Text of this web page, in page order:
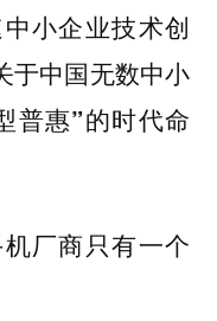
小企业技术创
于中国无数中小
普惠”的时代命
厂商只有一个